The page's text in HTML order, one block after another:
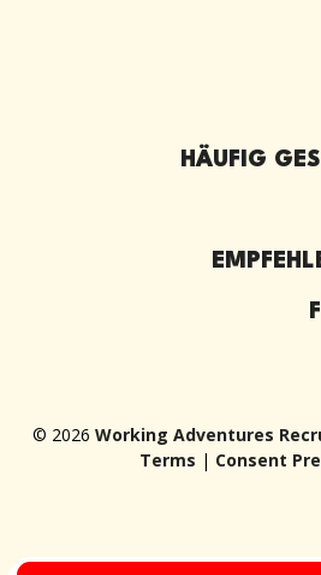
HÄUFIG
© 2026 Working Adventures
Terms | Consent